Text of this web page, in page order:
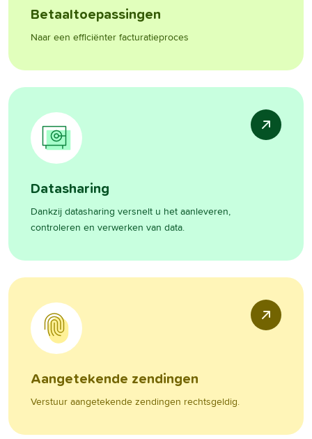
Betaaltoepassingen
Naar een efficiënter facturatieproces
Datasharing
Dankzij datasharing versnelt u het aanleveren,
controleren en verwerken van data.
Aangetekende zendingen
Verstuur aangetekende zendingen rechtsgeldig.